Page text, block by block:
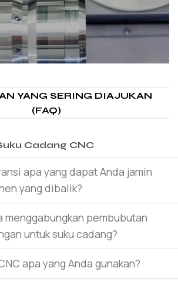
YANG SERING DIAJUKAN
(FAQ)
Cadang CNC
apa yang dapat Anda jamin
yang dibalik?
menggabungkan pembubutan
untuk suku cadang?
apa yang Anda gunakan?